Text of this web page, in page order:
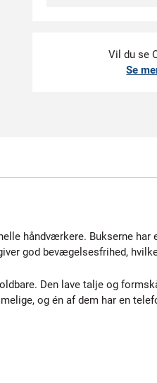
Vil du se
Se
håndværkere. Bukserne
god bevægelsesfrihed,
Den lave talje og
og én af dem har en